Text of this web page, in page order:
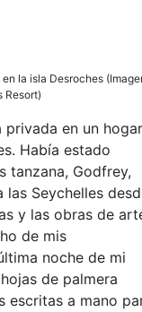
la isla Desroches
Resort)
en un hogar
Había estado
tanzana, Godfrey,
Seychelles
y las obras de
de mis
noche de mi
de palmera
escritas a mano